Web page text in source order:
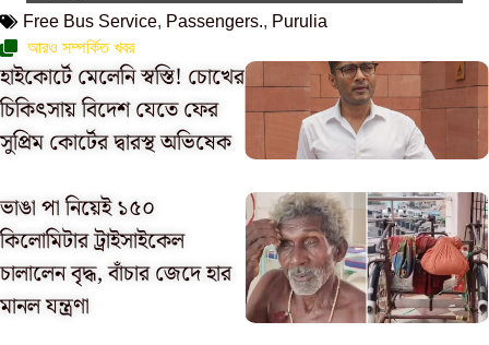
Free Bus Service, Passengers., Purulia
আরও সম্পর্কিত খবর
হাইকোর্টে মেলেনি স্বস্তি! চোখের
চিকিৎসায় বিদেশ যেতে ফের
সুপ্রিম কোর্টের দ্বারস্থ অভিষেক
ভাঙা পা নিয়েই ১৫০
কিলোমিটার ট্রাইসাইকেল
চালালেন বৃদ্ধ, বাঁচার জেদে হার
মানল যন্ত্রণা